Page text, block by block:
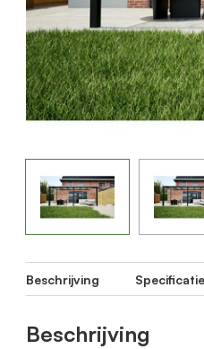
Beschrijving
Beschrijving